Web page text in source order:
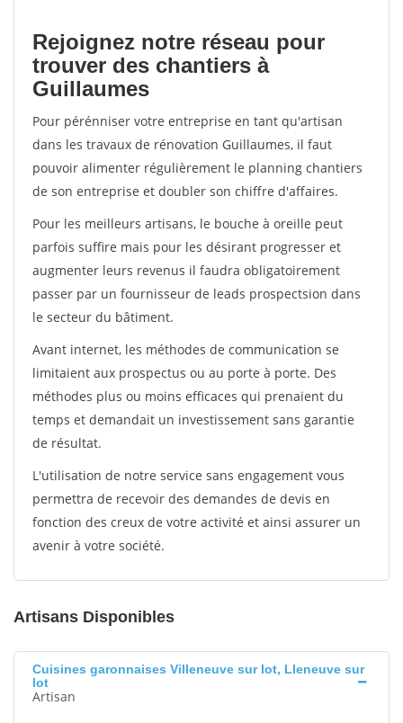
Rejoignez notre réseau pour
trouver des chantiers à
Guillaumes
Pour pérénniser votre entreprise en tant qu'artisan
dans les travaux de rénovation Guillaumes, il faut
pouvoir alimenter régulièrement le planning chantiers
de son entreprise et doubler son chiffre d'affaires.
Pour les meilleurs artisans, le bouche à oreille peut
parfois suffire mais pour les désirant progresser et
augmenter leurs revenus il faudra obligatoirement
passer par un fournisseur de leads prospectsion dans
le secteur du bâtiment.
Avant internet, les méthodes de communication se
limitaient aux prospectus ou au porte à porte. Des
méthodes plus ou moins efficaces qui prenaient du
temps et demandait un investissement sans garantie
de résultat.
L'utilisation de notre service sans engagement vous
permettra de recevoir des demandes de devis en
fonction des creux de votre activité et ainsi assurer un
avenir à votre société.
Artisans Disponibles
Cuisines garonnaises Villeneuve sur lot, Lleneuve sur
lot
Artisan